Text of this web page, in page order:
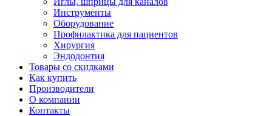
Инструменты
Оборудование
Профилактика для пациентов
Хирургия
Эндодонтия
Товары со скидками
Как купить
Производители
О компании
Контакты